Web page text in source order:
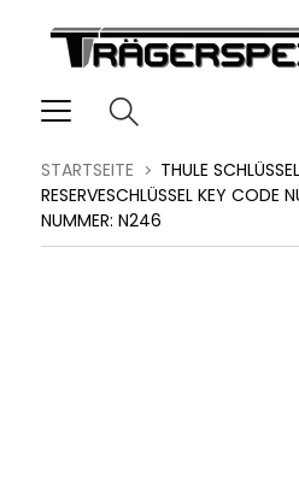
STARTSEITE
THULE
RESERVESCHLÜSSEL KEY CODE
NUMMER: N246